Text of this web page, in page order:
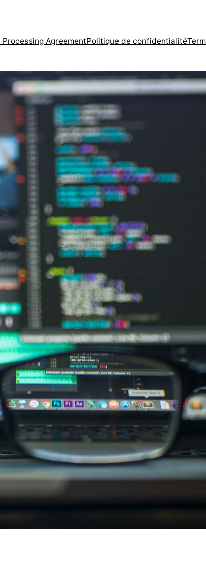
Processing AgreementPolitique de confidentialité